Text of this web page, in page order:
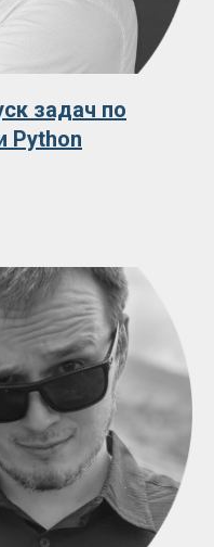
задач по
Python